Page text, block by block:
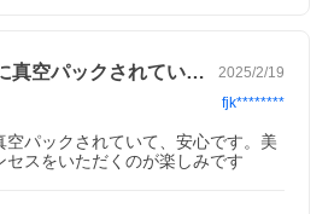
到着も早く、綺麗に真空パックされていて… 2025/2/19
fjk********
パックされていて、安心です。美
スをいただくのが楽しみです